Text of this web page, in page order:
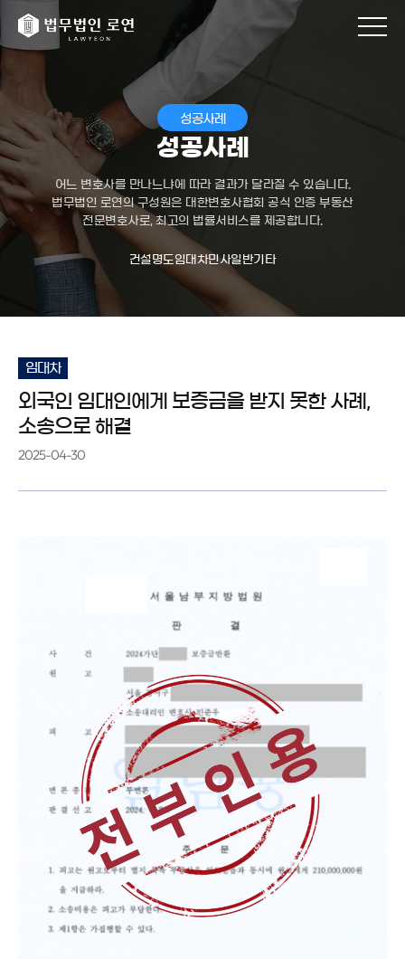
성공사례
성공사례
어느 변호사를 만나느냐에 따라 결과가 달라질 수 있습니다.
법무법인 로연의 구성원은 대한변호사협회 공식 인증 부동산
전문변호사로, 최고의 법률서비스를 제공합니다.
건설명도임대차민사일반기타
임대차
외국인 임대인에게 보증금을 받지 못한 사례,
소송으로 해결
2025-04-30